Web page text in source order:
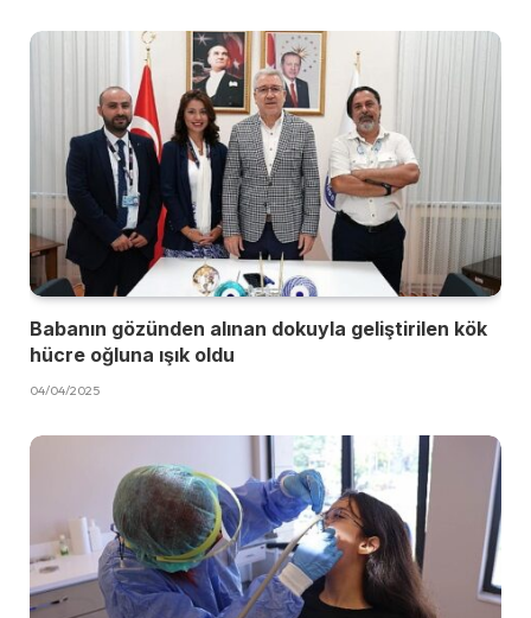
Babanın gözünden alınan dokuyla geliştirilen kök
hücre oğluna ışık oldu
04/04/2025